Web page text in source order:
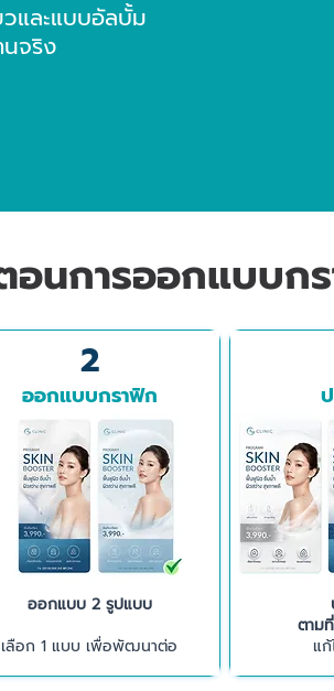
และแบบอัลบั้ม
นจริง
อนการออกแบบก
2
ออกแบบกราฟิก
ออกแบบ 2 รูปแบบ
เลือก 1 แบบ เพื่อพัฒนาต่อ
ตาม
แ